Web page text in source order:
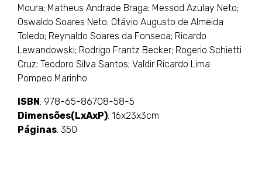
Moura; Matheus Andrade Braga; Messod Azulay Neto;
Oswaldo Soares Neto; Otávio Augusto de Almeida
Toledo; Reynaldo Soares da Fonseca; Ricardo
Lewandowski; Rodrigo Frantz Becker; Rogerio Schietti
Cruz; Teodoro Silva Santos; Valdir Ricardo Lima
Pompeo Marinho.
ISBN: 978-65-86708-58-5
Dimensões(LxAxP): 16x23x3cm
Páginas: 350